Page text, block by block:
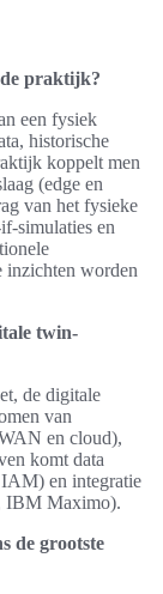
praktijk?
een fysiek
historische
koppelt men
(edge en
van het fysieke
simulaties en
inzichten worden
twin-
de digitale
van
en cloud),
komt data
en integratie
IBM Maximo).
de grootste